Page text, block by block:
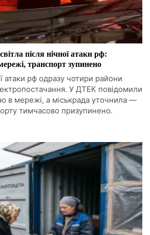
після нічної атаки рф:
транспорт зупинено
атаки рф одразу чотири райони
У ДТЕК повідомили
в мережі, а міськрада уточнила —
тимчасово призупинено.